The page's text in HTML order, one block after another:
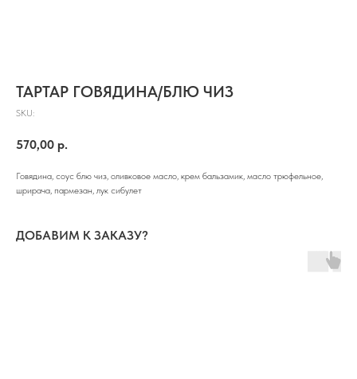
ТАРТАР ГОВЯДИНА/БЛЮ ЧИЗ
SKU:
570,00 р.
Говядина, соус блю чиз, оливковое масло, крем бальзамик, масло трюфельное,
шрирача, пармезан, лук сибулет
ДОБАВИМ К ЗАКАЗУ?